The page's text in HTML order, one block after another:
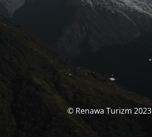
© Renawa Turizm 2023